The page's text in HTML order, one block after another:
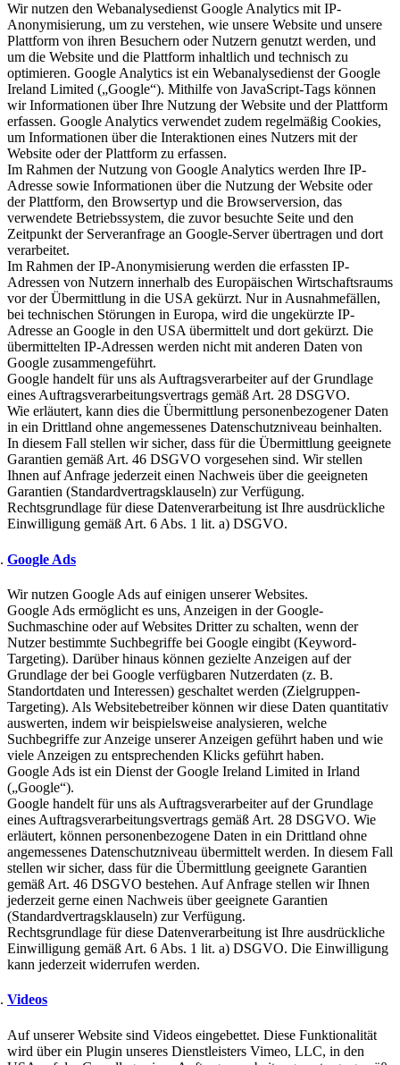
Wir nutzen den Webanalysedienst Google Analytics mit IP-
Anonymisierung, um zu verstehen, wie unsere Website und unsere
Plattform von ihren Besuchern oder Nutzern genutzt werden, und
um die Website und die Plattform inhaltlich und technisch zu
optimieren. Google Analytics ist ein Webanalysedienst der Google
Ireland Limited („Google“). Mithilfe von JavaScript-Tags können
wir Informationen über Ihre Nutzung der Website und der Plattform
erfassen. Google Analytics verwendet zudem regelmäßig Cookies,
um Informationen über die Interaktionen eines Nutzers mit der
Website oder der Plattform zu erfassen.
Im Rahmen der Nutzung von Google Analytics werden Ihre IP-
Adresse sowie Informationen über die Nutzung der Website oder
der Plattform, den Browsertyp und die Browserversion, das
verwendete Betriebssystem, die zuvor besuchte Seite und den
Zeitpunkt der Serveranfrage an Google-Server übertragen und dort
verarbeitet.
Im Rahmen der IP-Anonymisierung werden die erfassten IP-
Adressen von Nutzern innerhalb des Europäischen Wirtschaftsraums
vor der Übermittlung in die USA gekürzt. Nur in Ausnahmefällen,
bei technischen Störungen in Europa, wird die ungekürzte IP-
Adresse an Google in den USA übermittelt und dort gekürzt. Die
übermittelten IP-Adressen werden nicht mit anderen Daten von
Google zusammengeführt.
Google handelt für uns als Auftragsverarbeiter auf der Grundlage
eines Auftragsverarbeitungsvertrags gemäß Art. 28 DSGVO.
Wie erläutert, kann dies die Übermittlung personenbezogener Daten
in ein Drittland ohne angemessenes Datenschutzniveau beinhalten.
In diesem Fall stellen wir sicher, dass für die Übermittlung geeignete
Garantien gemäß Art. 46 DSGVO vorgesehen sind. Wir stellen
Ihnen auf Anfrage jederzeit einen Nachweis über die geeigneten
Garantien (Standardvertragsklauseln) zur Verfügung.
Rechtsgrundlage für diese Datenverarbeitung ist Ihre ausdrückliche
Einwilligung gemäß Art. 6 Abs. 1 lit. a) DSGVO.
Google Ads
Wir nutzen Google Ads auf einigen unserer Websites.
Google Ads ermöglicht es uns, Anzeigen in der Google-
Suchmaschine oder auf Websites Dritter zu schalten, wenn der
Nutzer bestimmte Suchbegriffe bei Google eingibt (Keyword-
Targeting). Darüber hinaus können gezielte Anzeigen auf der
Grundlage der bei Google verfügbaren Nutzerdaten (z. B.
Standortdaten und Interessen) geschaltet werden (Zielgruppen-
Targeting). Als Websitebetreiber können wir diese Daten quantitativ
auswerten, indem wir beispielsweise analysieren, welche
Suchbegriffe zur Anzeige unserer Anzeigen geführt haben und wie
viele Anzeigen zu entsprechenden Klicks geführt haben.
Google Ads ist ein Dienst der Google Ireland Limited in Irland
(„Google“).
Google handelt für uns als Auftragsverarbeiter auf der Grundlage
eines Auftragsverarbeitungsvertrags gemäß Art. 28 DSGVO. Wie
erläutert, können personenbezogene Daten in ein Drittland ohne
angemessenes Datenschutzniveau übermittelt werden. In diesem Fall
stellen wir sicher, dass für die Übermittlung geeignete Garantien
gemäß Art. 46 DSGVO bestehen. Auf Anfrage stellen wir Ihnen
jederzeit gerne einen Nachweis über geeignete Garantien
(Standardvertragsklauseln) zur Verfügung.
Rechtsgrundlage für diese Datenverarbeitung ist Ihre ausdrückliche
Einwilligung gemäß Art. 6 Abs. 1 lit. a) DSGVO. Die Einwilligung
kann jederzeit widerrufen werden.
Videos
Auf unserer Website sind Videos eingebettet. Diese Funktionalität
wird über ein Plugin unseres Dienstleisters Vimeo, LLC, in den